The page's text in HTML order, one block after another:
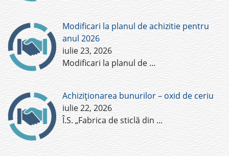
Modificari la planul de achizitie pentru
anul 2026
iulie 23, 2026
Modificari la planul de ...
Achiziționarea bunurilor – oxid de ceriu
iulie 22, 2026
Î.S. „Fabrica de sticlă din ...